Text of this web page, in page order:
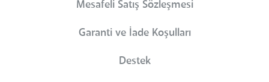
Mesafeli Satış Sözleşmesi
Garanti ve İade Koşulları
Destek